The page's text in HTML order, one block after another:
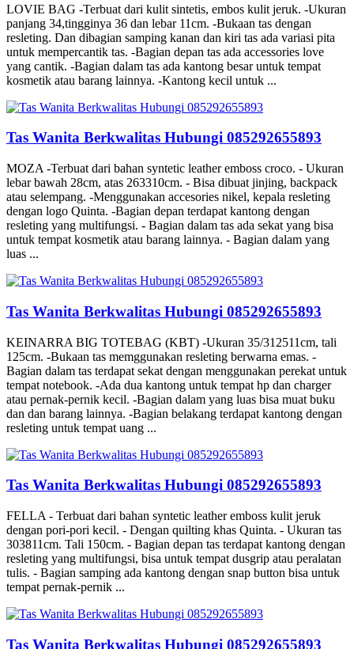
LOVIE BAG -Terbuat dari kulit sintetis, embos kulit jeruk. -Ukuran
panjang 34,tingginya 36 dan lebar 11cm. -Bukaan tas dengan
resleting. Dan dibagian samping kanan dan kiri tas ada variasi pita
untuk mempercantik tas. -Bagian depan tas ada accessories love
yang cantik. -Bagian dalam tas ada kantong besar untuk tempat
kosmetik atau barang lainnya. -Kantong kecil untuk ...
Tas Wanita Berkwalitas Hubungi 085292655893
MOZA -Terbuat dari bahan syntetic leather emboss croco. - Ukuran
lebar bawah 28cm, atas 263310cm. - Bisa dibuat jinjing, backpack
atau selempang. -Menggunakan accesories nikel, kepala resleting
dengan logo Quinta. -Bagian depan terdapat kantong dengan
resleting yang multifungsi. - Bagian dalam tas ada sekat yang bisa
untuk tempat kosmetik atau barang lainnya. - Bagian dalam yang
luas ...
Tas Wanita Berkwalitas Hubungi 085292655893
KEINARRA BIG TOTEBAG (KBT) -Ukuran 35/312511cm, tali
125cm. -Bukaan tas memggunakan resleting berwarna emas. -
Bagian dalam tas terdapat sekat dengan menggunakan perekat untuk
tempat notebook. -Ada dua kantong untuk tempat hp dan charger
atau pernak-pernik kecil. -Bagian dalam yang luas bisa muat buku
dan dan barang lainnya. -Bagian belakang terdapat kantong dengan
resleting untuk tempat uang ...
Tas Wanita Berkwalitas Hubungi 085292655893
FELLA - Terbuat dari bahan syntetic leather emboss kulit jeruk
dengan pori-pori kecil. - Dengan quilting khas Quinta. - Ukuran tas
303811cm. Tali 150cm. - Bagian depan tas terdapat kantong dengan
resleting yang multifungsi, bisa untuk tempat dusgrip atau peralatan
tulis. - Bagian samping ada kantong dengan snap button bisa untuk
tempat pernak-pernik ...
Tas Wanita Berkwalitas Hubungi 085292655893